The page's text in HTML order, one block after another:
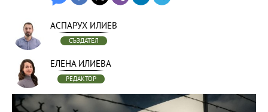
АСПАРУХ ИЛИЕВ
СЪЗДАТЕЛ
ЕЛЕНА ИЛИЕВА
РЕДАКТОР